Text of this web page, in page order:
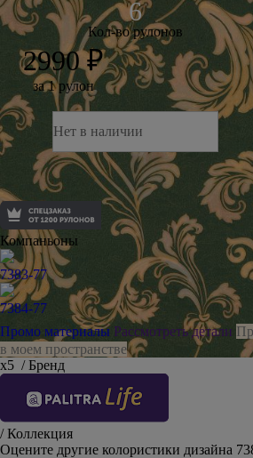
Кол-во рулонов
2990 ₽
за 1 рулон
Нет в наличии
Компаньоны
7383-77
7384-77
Промо материалы Рассмотреть детали
в моем пространстве
х5 / Бренд
/ Коллекция
Оцените другие колористики дизайна